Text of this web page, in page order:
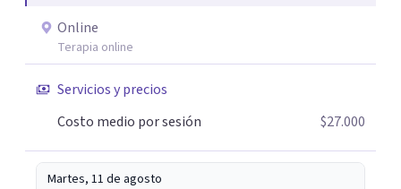
Online
Terapia online
Servicios y precios
Costo medio por sesión
$27.000
Martes, 11 de agosto